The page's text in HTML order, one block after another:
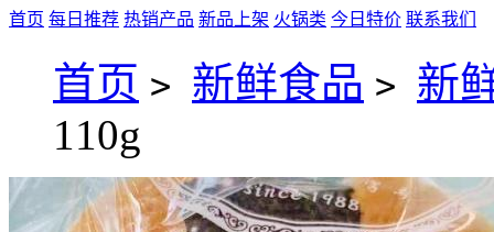
首页 每日推荐 热销产品 新品上架 火锅类 今日特价 联系我们
首页 > 新鲜食品 > 新
110g